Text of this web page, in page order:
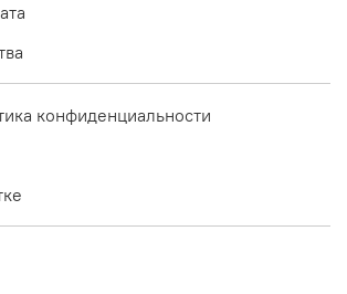
конфиденциальности